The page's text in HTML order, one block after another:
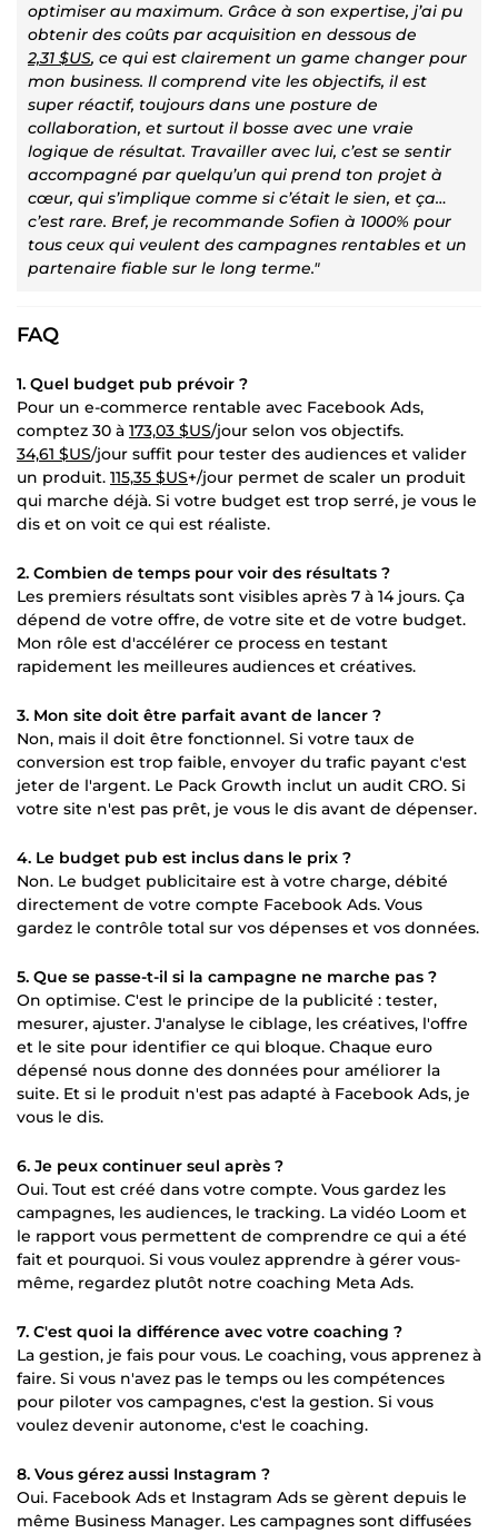
optimiser au maximum. Grâce à son expertise, j’ai pu
obtenir des coûts par acquisition en dessous de
2,31 $US, ce qui est clairement un game changer pour
mon business. Il comprend vite les objectifs, il est
super réactif, toujours dans une posture de
collaboration, et surtout il bosse avec une vraie
logique de résultat. Travailler avec lui, c’est se sentir
accompagné par quelqu’un qui prend ton projet à
cœur, qui s’implique comme si c’était le sien, et ça…
c’est rare. Bref, je recommande Sofien à 1000% pour
tous ceux qui veulent des campagnes rentables et un
partenaire fiable sur le long terme."
FAQ
1. Quel budget pub prévoir ?
Pour un e-commerce rentable avec Facebook Ads,
comptez 30 à 173,03 $US/jour selon vos objectifs.
34,61 $US/jour suffit pour tester des audiences et valider
un produit. 115,35 $US+/jour permet de scaler un produit
qui marche déjà. Si votre budget est trop serré, je vous le
dis et on voit ce qui est réaliste.
2. Combien de temps pour voir des résultats ?
Les premiers résultats sont visibles après 7 à 14 jours. Ça
dépend de votre offre, de votre site et de votre budget.
Mon rôle est d'accélérer ce process en testant
rapidement les meilleures audiences et créatives.
3. Mon site doit être parfait avant de lancer ?
Non, mais il doit être fonctionnel. Si votre taux de
conversion est trop faible, envoyer du trafic payant c'est
jeter de l'argent. Le Pack Growth inclut un audit CRO. Si
votre site n'est pas prêt, je vous le dis avant de dépenser.
4. Le budget pub est inclus dans le prix ?
Non. Le budget publicitaire est à votre charge, débité
directement de votre compte Facebook Ads. Vous
gardez le contrôle total sur vos dépenses et vos données.
5. Que se passe-t-il si la campagne ne marche pas ?
On optimise. C'est le principe de la publicité : tester,
mesurer, ajuster. J'analyse le ciblage, les créatives, l'offre
et le site pour identifier ce qui bloque. Chaque euro
dépensé nous donne des données pour améliorer la
suite. Et si le produit n'est pas adapté à Facebook Ads, je
vous le dis.
6. Je peux continuer seul après ?
Oui. Tout est créé dans votre compte. Vous gardez les
campagnes, les audiences, le tracking. La vidéo Loom et
le rapport vous permettent de comprendre ce qui a été
fait et pourquoi. Si vous voulez apprendre à gérer vous-
même, regardez plutôt notre coaching Meta Ads.
7. C'est quoi la différence avec votre coaching ?
La gestion, je fais pour vous. Le coaching, vous apprenez à
faire. Si vous n'avez pas le temps ou les compétences
pour piloter vos campagnes, c'est la gestion. Si vous
voulez devenir autonome, c'est le coaching.
8. Vous gérez aussi Instagram ?
Oui. Facebook Ads et Instagram Ads se gèrent depuis le
même Business Manager. Les campagnes sont diffusées